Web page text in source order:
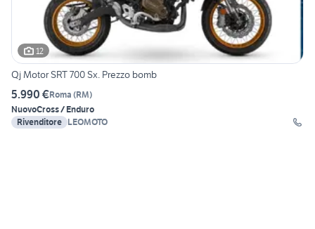
12
Qj Motor SRT 700 Sx. Prezzo bomb
5.990 €Roma (RM)
NuovoCross / Enduro
Rivenditore LEOMOTO